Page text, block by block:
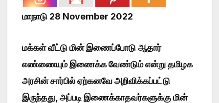
மாநாடு 28 November 2022
மக்கள் வீட்டு மின் இணைப்போடு ஆதார்
எண்ணையும் இணைக்க வேண்டும் என்று தமிழக
அரசின் சார்பில் ஏற்கனவே அறிவிக்கப்பட்டு
இருந்தது, அப்படி இணைக்காதவர்களுக்கு மின்